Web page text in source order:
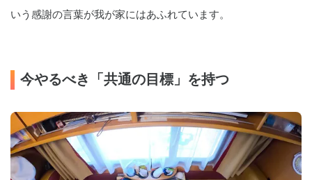
いう感謝の言葉が我が家にはあふれています。
今やるべき「共通の目標」を持つ